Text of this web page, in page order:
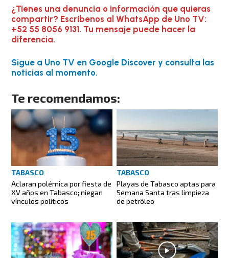
¿Tienes una denuncia o información que quieras
compartir? Escríbenos al WhatsApp de Uno TV:
+52 55 8056 9131. Tu mensaje puede hacer la
diferencia.
Sigue a Uno TV en Google Discover y consulta las
noticias al momento.
Te recomendamos:
TABASCO
Aclaran polémica por fiesta de
XV años en Tabasco; niegan
vínculos políticos
TABASCO
Playas de Tabasco aptas para
Semana Santa tras limpieza
de petróleo